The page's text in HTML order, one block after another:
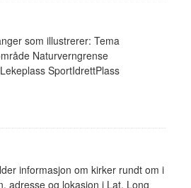
som illustrerer: Tema
Naturverngrense
SportIdrettPlass
informasjon om kirker rundt om i
adresse og lokasjon i Lat, Long